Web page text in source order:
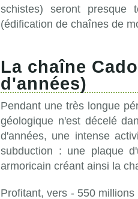
schistes) seront presque
(édification de chaînes de
La chaîne
d'années)
Pendant une très longue
géologique n'est décelé
d'années, une intense
subduction : une plaque
armoricain créant ainsi la
Profitant, vers - 550